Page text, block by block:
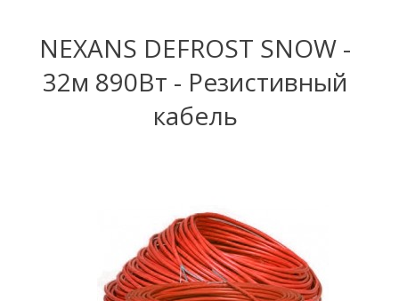
NEXANS DEFROST SNOW -
32м 890Вт - Резистивный
кабель